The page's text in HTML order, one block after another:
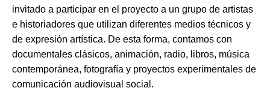
invitado a participar en el proyecto a un grupo de artistas
e historiadores que utilizan diferentes medios técnicos y
de expresión artística. De esta forma, contamos con
documentales clásicos, animación, radio, libros, música
contemporánea, fotografía y proyectos experimentales de
comunicación audiovisual social.